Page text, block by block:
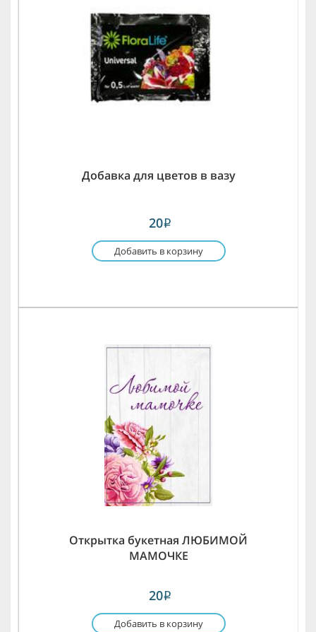
Добавка для цветов в вазу
20i
Добавить в корзину
Открытка букетная ЛЮБИМОЙ
МАМОЧКЕ
20i
Добавить в корзину